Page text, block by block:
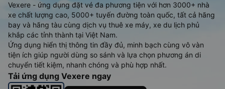
Vexere - ứng dụng đặt vé đa phương tiện với hơn 3000+ nhà
xe chất lượng cao, 5000+ tuyến đường toàn quốc, tất cả hãng
bay và hãng tàu cùng dịch vụ thuê xe máy, xe du lịch phủ
khắp các tỉnh thành tại Việt Nam.
Ứng dụng hiển thị thông tin đầy đủ, minh bạch cùng vô vàn
tiện ích giúp người dùng so sánh và lựa chọn phương án di
chuyển tiết kiệm, nhanh chóng và phù hợp nhất.
Tải ứng dụng Vexere ngay